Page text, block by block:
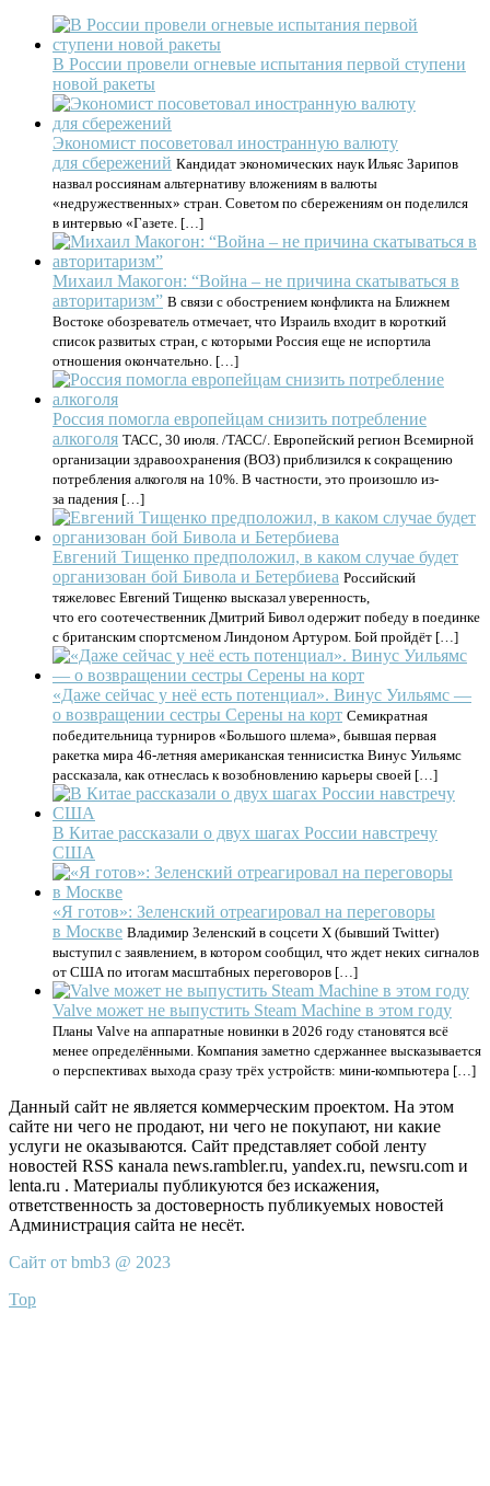
В России провели огневые испытания первой ступени
новой ракеты
Экономист посоветовал иностранную валюту
для сбережений Кандидат экономических наук Ильяс Зарипов
назвал россиянам альтернативу вложениям в валюты
«недружественных» стран. Советом по сбережениям он поделился
в интервью «Газете. […]
Михаил Макогон: “Война – не причина скатываться в
авторитаризм” В связи с обострением конфликта на Ближнем
Востоке обозреватель отмечает, что Израиль входит в короткий
список развитых стран, с которыми Россия еще не испортила
отношения окончательно. […]
Россия помогла европейцам снизить потребление
алкоголя ТАСС, 30 июля. /ТАСС/. Европейский регион Всемирной
организации здравоохранения (ВОЗ) приблизился к сокращению
потребления алкоголя на 10%. В частности, это произошло из-
за падения […]
Евгений Тищенко предположил, в каком случае будет
организован бой Бивола и Бетербиева Российский
тяжеловес Евгений Тищенко высказал уверенность,
что его соотечественник Дмитрий Бивол одержит победу в поединке
с британским спортсменом Линдоном Артуром. Бой пройдёт […]
«Даже сейчас у неё есть потенциал». Винус Уильямс —
о возвращении сестры Серены на корт Семикратная
победительница турниров «Большого шлема», бывшая первая
ракетка мира 46-летняя американская теннисистка Винус Уильямс
рассказала, как отнеслась к возобновлению карьеры своей […]
В Китае рассказали о двух шагах России навстречу
США
«Я готов»: Зеленский отреагировал на переговоры
в Москве Владимир Зеленский в соцсети X (бывший Twitter)
выступил с заявлением, в котором сообщил, что ждет неких сигналов
от США по итогам масштабных переговоров […]
Valve может не выпустить Steam Machine в этом году
Планы Valve на аппаратные новинки в 2026 году становятся всё
менее определёнными. Компания заметно сдержаннее высказывается
о перспективах выхода сразу трёх устройств: мини-компьютера […]
Данный сайт не является коммерческим проектом. На этом
сайте ни чего не продают, ни чего не покупают, ни какие
услуги не оказываются. Сайт представляет собой ленту
новостей RSS канала news.rambler.ru, yandex.ru, newsru.com и
lenta.ru . Материалы публикуются без искажения,
ответственность за достоверность публикуемых новостей
Администрация сайта не несёт.
Сайт от bmb3 @ 2023
Top